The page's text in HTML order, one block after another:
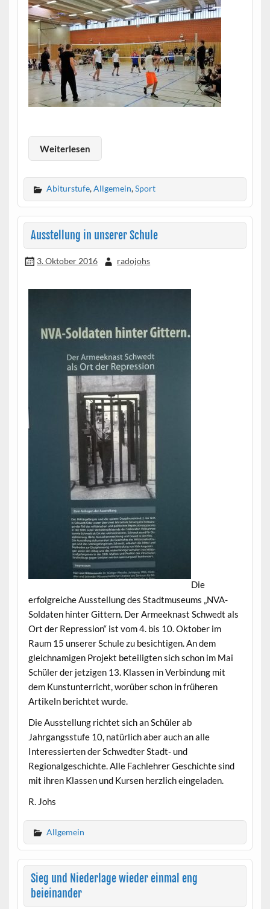
Weiterlesen
Abiturstufe,Allgemein,Sport
Ausstellung in unserer Schule
3. Oktober 2016 radojohs
Die
erfolgreiche Ausstellung des Stadtmuseums „NVA-
Soldaten hinter Gittern. Der Armeeknast Schwedt als
Ort der Repression“ ist vom 4. bis 10. Oktober im
Raum 15 unserer Schule zu besichtigen. An dem
gleichnamigen Projekt beteiligten sich schon im Mai
Schüler der jetzigen 13. Klassen in Verbindung mit
dem Kunstunterricht, worüber schon in früheren
Artikeln berichtet wurde.
Die Ausstellung richtet sich an Schüler ab
Jahrgangsstufe 10, natürlich aber auch an alle
Interessierten der Schwedter Stadt- und
Regionalgeschichte. Alle Fachlehrer Geschichte sind
mit ihren Klassen und Kursen herzlich eingeladen.
R. Johs
Allgemein
Sieg und Niederlage wieder einmal eng
beieinander